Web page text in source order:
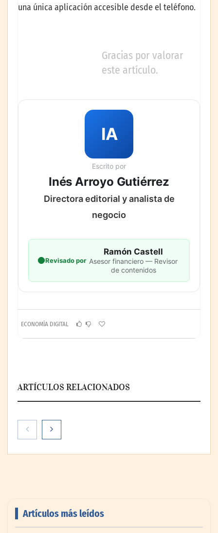
una única aplicación accesible desde el teléfono.
Gracias por valorar
este artículo.
IA
Escrito por
Inés Arroyo Gutiérrez
Directora editorial y analista de
negocio
Revisado por
Ramón Castell
Asesor financiero — Revisor
de contenidos
ECONOMÍA DIGITAL
ARTÍCULOS RELACIONADOS
Artículos más leídos